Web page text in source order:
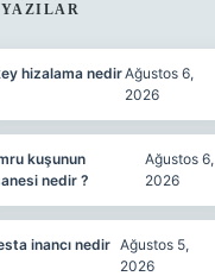
YAZILAR
hizalama nedirAğustos 6,
2026
kuşunun
nedir ?
Ağustos 6,
2026
inancı nedir Ağustos 5,
2026